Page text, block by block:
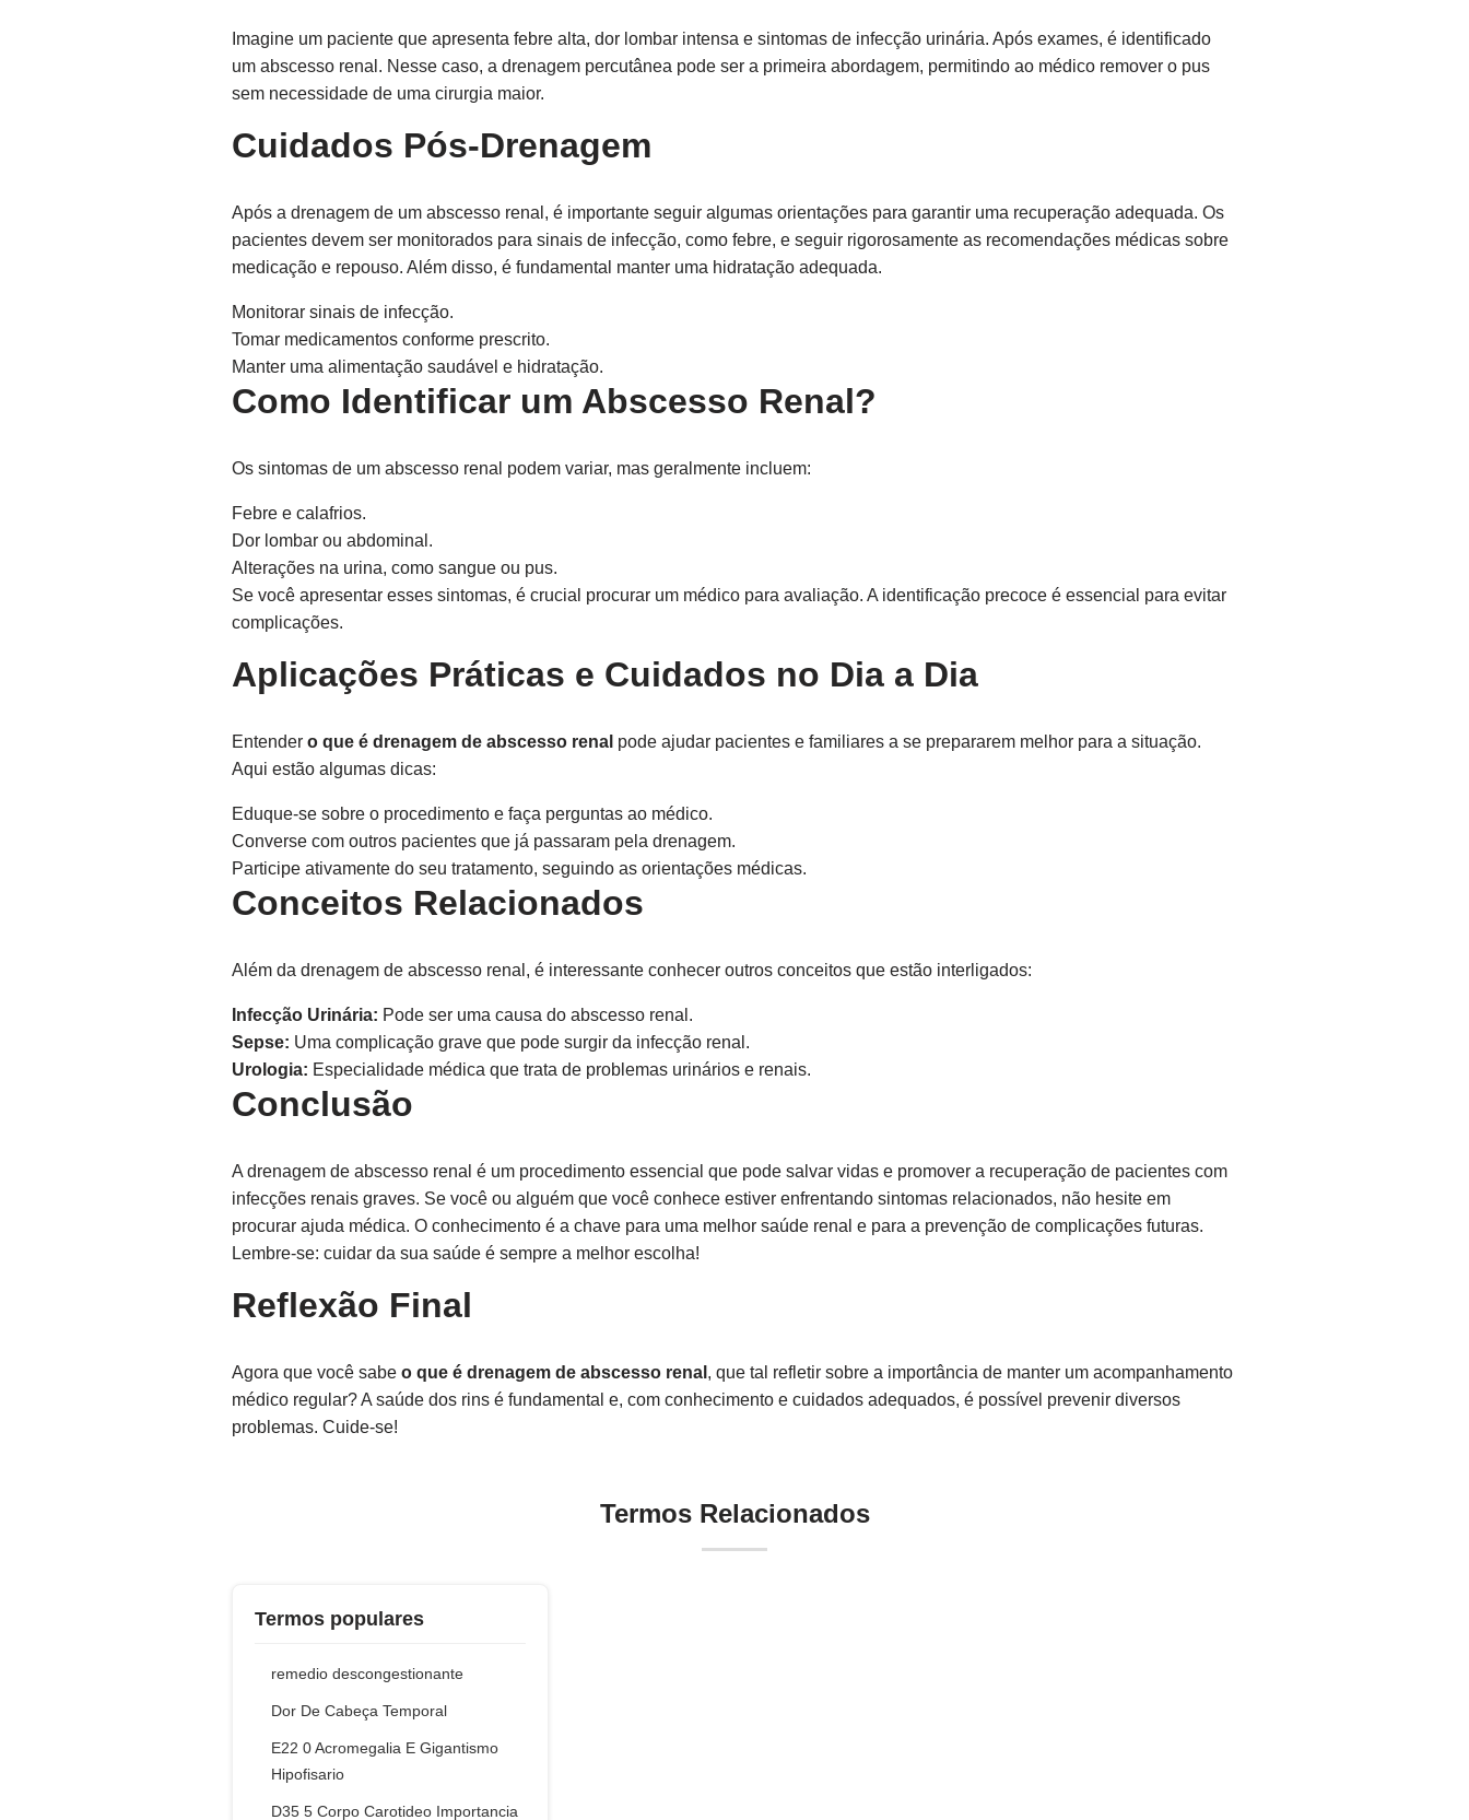
Imagine um paciente que apresenta febre alta, dor lombar intensa e sintomas de infecção urinária. Após exames, é identificado
um abscesso renal. Nesse caso, a drenagem percutânea pode ser a primeira abordagem, permitindo ao médico remover o pus
sem necessidade de uma cirurgia maior.
Cuidados Pós-Drenagem
Após a drenagem de um abscesso renal, é importante seguir algumas orientações para garantir uma recuperação adequada. Os
pacientes devem ser monitorados para sinais de infecção, como febre, e seguir rigorosamente as recomendações médicas sobre
medicação e repouso. Além disso, é fundamental manter uma hidratação adequada.
Monitorar sinais de infecção.
Tomar medicamentos conforme prescrito.
Manter uma alimentação saudável e hidratação.
Como Identificar um Abscesso Renal?
Os sintomas de um abscesso renal podem variar, mas geralmente incluem:
Febre e calafrios.
Dor lombar ou abdominal.
Alterações na urina, como sangue ou pus.
Se você apresentar esses sintomas, é crucial procurar um médico para avaliação. A identificação precoce é essencial para evitar
complicações.
Aplicações Práticas e Cuidados no Dia a Dia
Entender o que é drenagem de abscesso renal pode ajudar pacientes e familiares a se prepararem melhor para a situação.
Aqui estão algumas dicas:
Eduque-se sobre o procedimento e faça perguntas ao médico.
Converse com outros pacientes que já passaram pela drenagem.
Participe ativamente do seu tratamento, seguindo as orientações médicas.
Conceitos Relacionados
Além da drenagem de abscesso renal, é interessante conhecer outros conceitos que estão interligados:
Infecção Urinária: Pode ser uma causa do abscesso renal.
Sepse: Uma complicação grave que pode surgir da infecção renal.
Urologia: Especialidade médica que trata de problemas urinários e renais.
Conclusão
A drenagem de abscesso renal é um procedimento essencial que pode salvar vidas e promover a recuperação de pacientes com
infecções renais graves. Se você ou alguém que você conhece estiver enfrentando sintomas relacionados, não hesite em
procurar ajuda médica. O conhecimento é a chave para uma melhor saúde renal e para a prevenção de complicações futuras.
Lembre-se: cuidar da sua saúde é sempre a melhor escolha!
Reflexão Final
Agora que você sabe o que é drenagem de abscesso renal , que tal refletir sobre a importância de manter um acompanhamento
médico regular? A saúde dos rins é fundamental e, com conhecimento e cuidados adequados, é possível prevenir diversos
problemas. Cuide-se!
Termos Relacionados
Termos populares
remedio descongestionante
Dor De Cabeça Temporal
E22 0 Acromegalia E Gigantismo
Hipofisario
D35 5 Corpo Carotideo Importancia